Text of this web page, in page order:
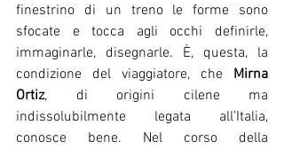
finestrino di un treno le forme sono
sfocate e tocca agli occhi definirle,
immaginarle, disegnarle. È, questa, la
condizione del viaggiatore, che Mirna
Ortiz, di origini cilene ma
indissolubilmente legata all’Italia,
conosce bene. Nel corso della